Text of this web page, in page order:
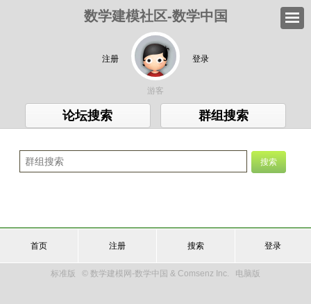
数学建模社区-数学中国
注册 登录
游客
论坛搜索 群组搜索
首页 注册 搜索 登录
标准版 © 数学建模网-数学中国 & Comsenz Inc. 电脑版